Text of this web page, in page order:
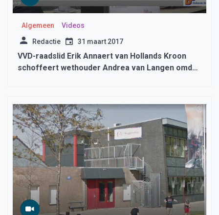
Algemeen Videos
Redactie 31 maart 2017
VVD-raadslid Erik Annaert van Hollands Kroon
schoffeert wethouder Andrea van Langen omdat